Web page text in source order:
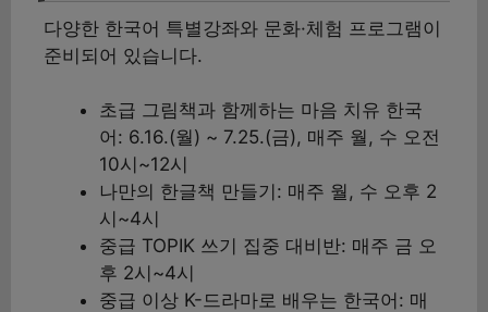
다양한 한국어 특별강좌와 문화·체험 프로그램이
준비되어 있습니다.
초급 그림책과 함께하는 마음 치유 한국
어: 6.16.(월) ~ 7.25.(금), 매주 월, 수 오전
10시~12시
나만의 한글책 만들기: 매주 월, 수 오후 2
시~4시
중급 TOPIK 쓰기 집중 대비반: 매주 금 오
후 2시~4시
중급 이상 K-드라마로 배우는 한국어: 매